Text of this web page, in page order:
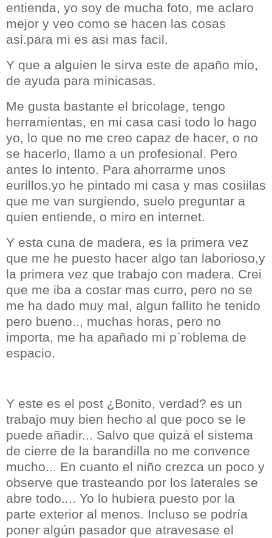
entienda, yo soy de mucha foto, me aclaro
mejor y veo como se hacen las cosas
asi.para mi es asi mas facil.
Y que a alguien le sirva este de apaño mio,
de ayuda para minicasas.
Me gusta bastante el bricolage, tengo
herramientas, en mi casa casi todo lo hago
yo, lo que no me creo capaz de hacer, o no
se hacerlo, llamo a un profesional. Pero
antes lo intento. Para ahorrarme unos
eurillos.yo he pintado mi casa y mas cosiilas
que me van surgiendo, suelo preguntar a
quien entiende, o miro en internet.
Y esta cuna de madera, es la primera vez
que me he puesto hacer algo tan laborioso,y
la primera vez que trabajo con madera. Crei
que me iba a costar mas curro, pero no se
me ha dado muy mal, algun fallito he tenido
pero bueno.., muchas horas, pero no
importa, me ha apañado mi p`roblema de
espacio.
Y este es el post ¿Bonito, verdad? es un
trabajo muy bien hecho al que poco se le
puede añadir... Salvo que quizá el sistema
de cierre de la barandilla no me convence
mucho... En cuanto el niño crezca un poco y
observe que trasteando por los laterales se
abre todo.... Yo lo hubiera puesto por la
parte exterior al menos. Incluso se podría
poner algún pasador que atravesase el